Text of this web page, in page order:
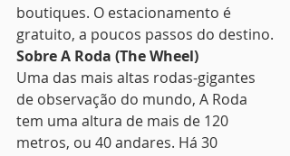
boutiques. O estacionamento é
gratuito, a poucos passos do destino.
Sobre A Roda (The Wheel)
Uma das mais altas rodas-gigantes
de observação do mundo, A Roda
tem uma altura de mais de 120
metros, ou 40 andares. Há 30